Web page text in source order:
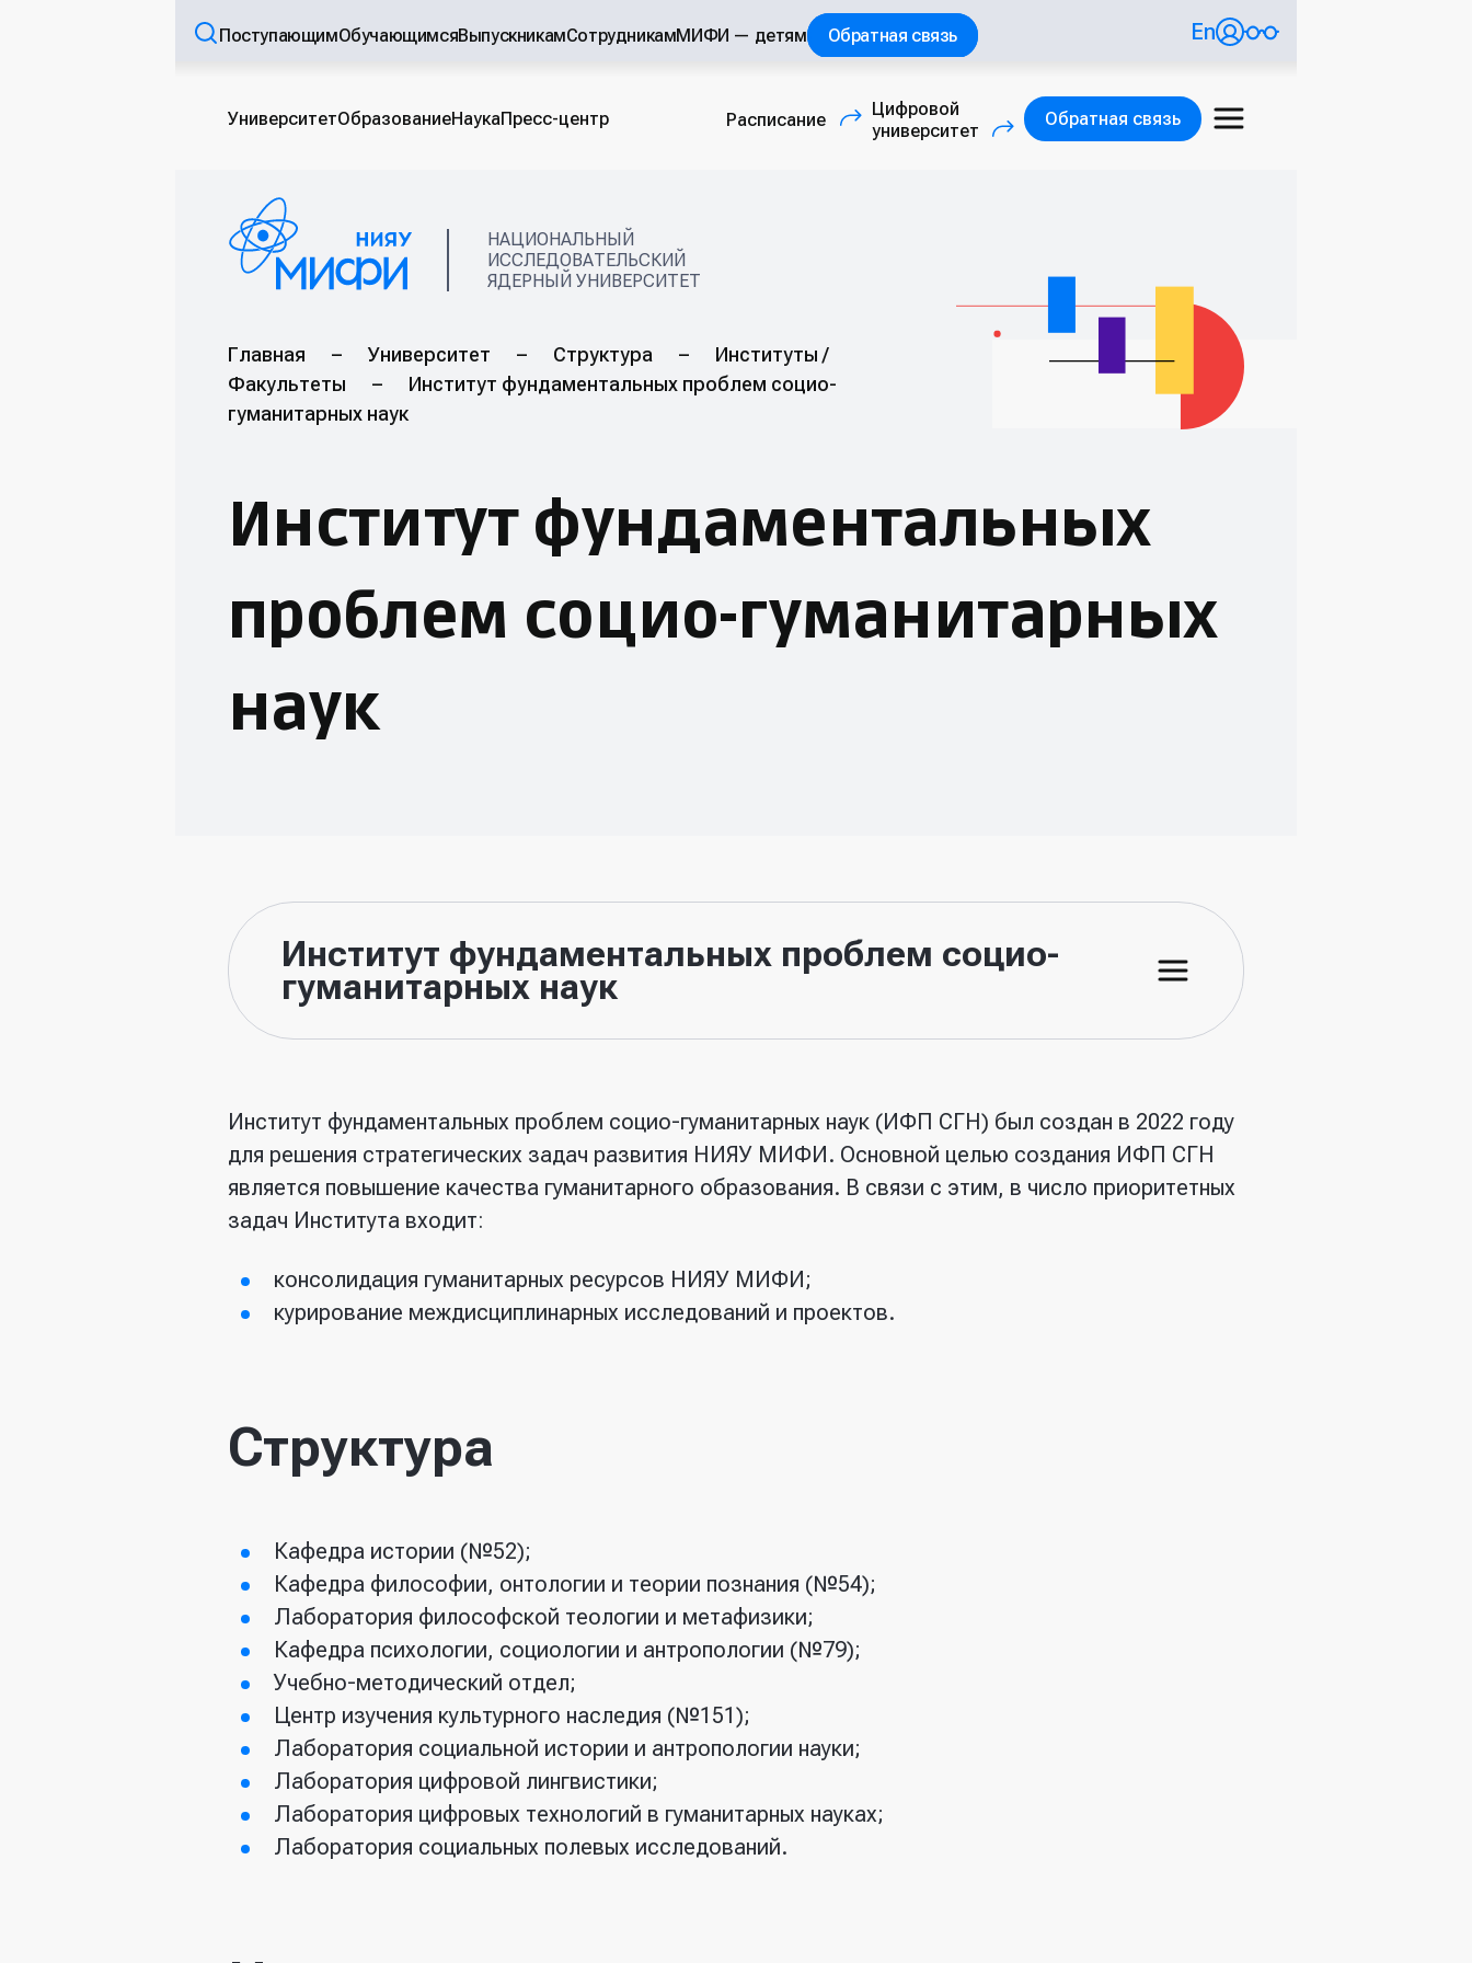
ПоступающимОбучающимсяВыпускникамСотрудникамМИФИ — детям Обратная связь En
УниверситетОбразованиеНаукаПресс-центр Расписание (внешняя ссылка)
Цифровой
университет
(внешняя ссылка)
Обратная связь
НАЦИОНАЛЬНЫЙ
ИССЛЕДОВАТЕЛЬСКИЙ
ЯДЕРНЫЙ УНИВЕРСИТЕТ
Главная – Университет – Структура –
Институты /
Факультеты
–
Институт фундаментальных проблем социо-
гуманитарных наук
Институт фундаментальных
проблем социо-гуманитарных
наук
Институт фундаментальных проблем социо-гуманитарных наук (ИФП СГН) был создан в 2022 году
для решения стратегических задач развития НИЯУ МИФИ. Основной целью создания ИФП СГН
является повышение качества гуманитарного образования. В связи с этим, в число приоритетных
задач Института входит:
консолидация гуманитарных ресурсов НИЯУ МИФИ;
курирование междисциплинарных исследований и проектов.
Структура
Кафедра истории (№52);
Кафедра философии, онтологии и теории познания (№54);
Лаборатория философской теологии и метафизики;
Кафедра психологии, социологии и антропологии (№79);
Учебно-методический отдел;
Центр изучения культурного наследия (№151);
Лаборатория социальной истории и антропологии науки;
Лаборатория цифровой лингвистики;
Лаборатория цифровых технологий в гуманитарных науках;
Лаборатория социальных полевых исследований.
Институт фундаментальных проблем социо-
гуманитарных наук